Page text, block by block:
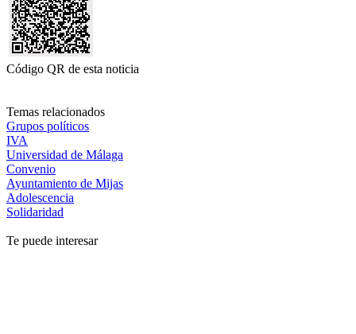
Código QR de esta noticia
Temas relacionados
Grupos políticos
IVA
Universidad de Málaga
Convenio
Ayuntamiento de Mijas
Adolescencia
Solidaridad
Te puede interesar